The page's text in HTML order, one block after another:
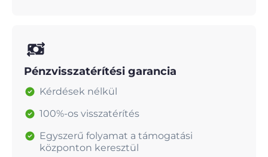
Pénzvisszatérítési garancia
Kérdések nélkül
100%-os visszatérítés
Egyszerű folyamat a támogatási
központon keresztül